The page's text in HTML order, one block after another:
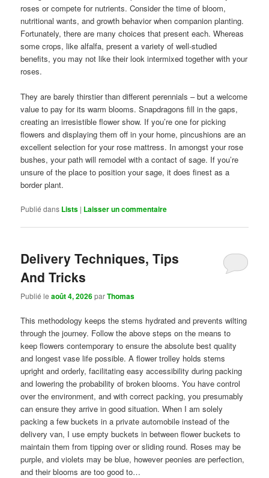
roses or compete for nutrients. Consider the time of bloom,
nutritional wants, and growth behavior when companion planting.
Fortunately, there are many choices that present each. Whereas
some crops, like alfalfa, present a variety of well-studied
benefits, you may not like their look intermixed together with your
roses.
They are barely thirstier than different perennials – but a welcome
value to pay for its warm blooms. Snapdragons fill in the gaps,
creating an irresistible flower show. If you’re one for picking
flowers and displaying them off in your home, pincushions are an
excellent selection for your rose mattress. In amongst your rose
bushes, your path will remodel with a contact of sage. If you’re
unsure of the place to position your sage, it does finest as a
border plant.
Publié dans Lists | Laisser un commentaire
Delivery Techniques, Tips
And Tricks
Publié leaoût 4, 2026parThomas
This methodology keeps the stems hydrated and prevents wilting
through the journey. Follow the above steps on the means to
keep flowers contemporary to ensure the absolute best quality
and longest vase life possible. A flower trolley holds stems
upright and orderly, facilitating easy accessibility during packing
and lowering the probability of broken blooms. You have control
over the environment, and with correct packing, you presumably
can ensure they arrive in good situation. When I am solely
packing a few buckets in a private automobile instead of the
delivery van, I use empty buckets in between flower buckets to
maintain them from tipping over or sliding round. Roses may be
purple, and violets may be blue, however peonies are perfection,
and their blooms are too good to…